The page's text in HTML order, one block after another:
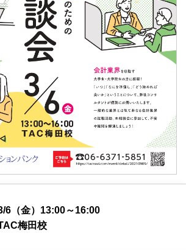
（金）13:00～16:00
梅田校